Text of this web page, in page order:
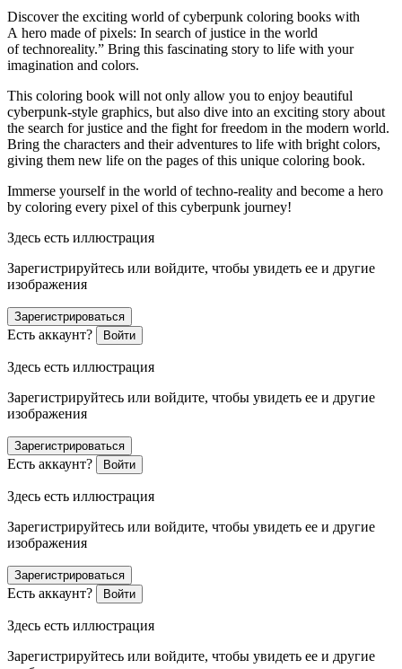
Discover the exciting world of cyberpunk coloring books with
A hero made of pixels: In search of justice in the world
of technoreality.” Bring this fascinating story to life with your
imagination and colors.
This coloring book will not only allow you to enjoy beautiful
cyberpunk-style graphics, but also dive into an exciting story about
the search for justice and the fight for freedom in the modern world.
Bring the characters and their adventures to life with bright colors,
giving them new life on the pages of this unique coloring book.
Immerse yourself in the world of techno-reality and become a hero
by coloring every pixel of this cyberpunk journey!
Здесь есть иллюстрация
Зарегистрируйтесь или войдите, чтобы увидеть ее и другие
изображения
Зарегистрироваться
Есть аккаунт? Войти
Здесь есть иллюстрация
Зарегистрируйтесь или войдите, чтобы увидеть ее и другие
изображения
Зарегистрироваться
Есть аккаунт? Войти
Здесь есть иллюстрация
Зарегистрируйтесь или войдите, чтобы увидеть ее и другие
изображения
Зарегистрироваться
Есть аккаунт? Войти
Здесь есть иллюстрация
Зарегистрируйтесь или войдите, чтобы увидеть ее и другие